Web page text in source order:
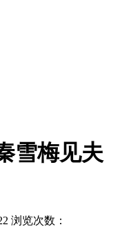
雪梅见夫
浏览次数：